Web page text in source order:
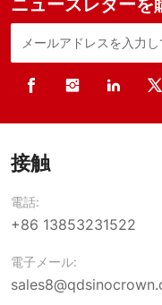
接触
電話:
+86 13853231522
電子メール: